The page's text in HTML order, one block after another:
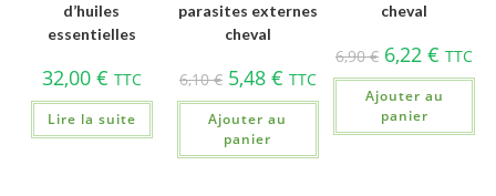
d’huiles
essentielles
32,00 € TTC
Lire la suite
parasites externes
cheval
6,10€ 5,48 € TTC
Ajouter au
panier
cheval
6,90€ 6,22€ TTC
Ajouter au
panier